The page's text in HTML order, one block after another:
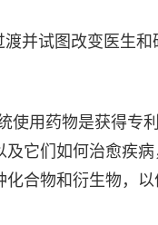
并试图改变医生和
使用药物是获得专
及它们如何治愈疾病
化合物和衍生物，